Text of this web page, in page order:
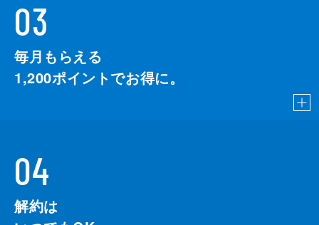
03
毎月もらえる
1,200ポイントでお得に。
04
解約は